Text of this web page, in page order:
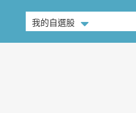
我的自選股